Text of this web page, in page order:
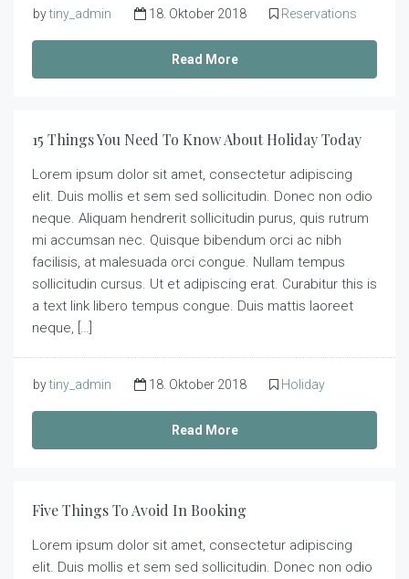
bytiny_admin 18. Oktober 2018 Reservations
Read More
15 Things You Need To Know About Holiday Today
Lorem ipsum dolor sit amet, consectetur adipiscing
elit. Duis mollis et sem sed sollicitudin. Donec non odio
neque. Aliquam hendrerit sollicitudin purus, quis rutrum
mi accumsan nec. Quisque bibendum orci ac nibh
facilisis, at malesuada orci congue. Nullam tempus
sollicitudin cursus. Ut et adipiscing erat. Curabitur this is
a text link libero tempus congue. Duis mattis laoreet
neque, […]
bytiny_admin 18. Oktober 2018 Holiday
Read More
Five Things To Avoid In Booking
Lorem ipsum dolor sit amet, consectetur adipiscing
elit. Duis mollis et sem sed sollicitudin. Donec non odio